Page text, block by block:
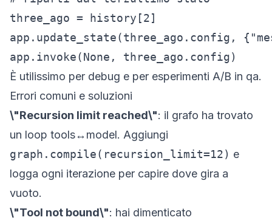
three_ago = history[2]
app.update_state(three_ago.config,
app.invoke(None, three_ago.config)
È utilissimo per debug e per esperimenti A/B in qa.
Errori comuni e soluzioni
\"Recursion limit reached\": il grafo ha trovato
un loop tools↔model. Aggiungi
graph.compile(recursion_limit=12) e
logga ogni iterazione per capire dove gira a
vuoto.
\"Tool not bound\": hai dimenticato